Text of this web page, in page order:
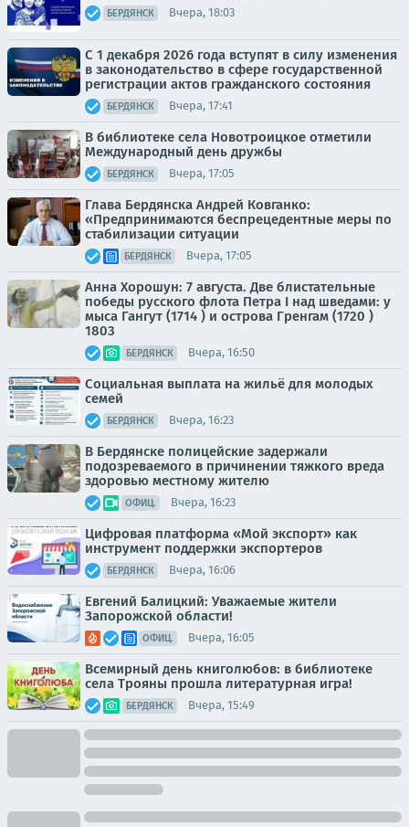
БЕРДЯНСК Вчера, 18:03
С 1 декабря 2026 года вступят в силу изменения
в законодательство в сфере государственной
регистрации актов гражданского состояния
БЕРДЯНСК Вчера, 17:41
В библиотеке села Новотроицкое отметили
Международный день дружбы
БЕРДЯНСК Вчера, 17:05
Глава Бердянска Андрей Ковганко:
«Предпринимаются беспрецедентные меры по
стабилизации ситуации
БЕРДЯНСК Вчера, 17:05
Анна Хорошун: 7 августа. Две блистательные
победы русского флота Петра I над шведами: у
мыса Гангут (1714 ) и острова Гренгам (1720 )
1803
БЕРДЯНСК Вчера, 16:50
Социальная выплата на жильё для молодых
семей
БЕРДЯНСК Вчера, 16:23
В Бердянске полицейские задержали
подозреваемого в причинении тяжкого вреда
здоровью местному жителю
ОФИЦ. Вчера, 16:23
Цифровая платформа «Мой экспорт» как
инструмент поддержки экспортеров
БЕРДЯНСК Вчера, 16:06
Евгений Балицкий: Уважаемые жители
Запорожской области!
ОФИЦ. Вчера, 16:05
Всемирный день книголюбов: в библиотеке
села Трояны прошла литературная игра!
БЕРДЯНСК Вчера, 15:49